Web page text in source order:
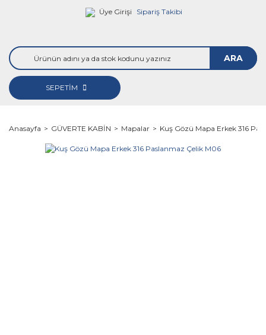
Üye Girişi Sipariş Takibi
ARA
SEPETİM
Anasayfa GÜVERTE KABİN Mapalar Kuş Gözü Mapa Erkek 316